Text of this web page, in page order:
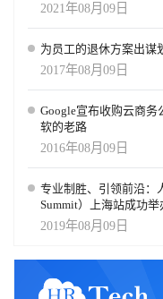
2021年08月09日
为员工的退休方案出谋
2017年08月09日
Google宣布收购云商务
软的老路
2016年08月09日
专业制胜、引领前沿：
Summit）上海站成功
瞻的HR同仁
2019年08月09日